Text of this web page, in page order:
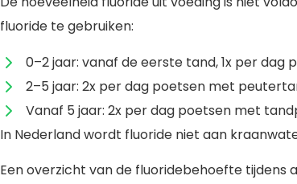
fluoride te gebruiken:
0–2 jaar: vanaf de eerste tand, 1x per
2–5 jaar: 2x per dag poetsen met
Vanaf 5 jaar: 2x per dag poetsen met
In Nederland wordt fluoride niet aan
Een overzicht van de fluoridebehoefte tijdens